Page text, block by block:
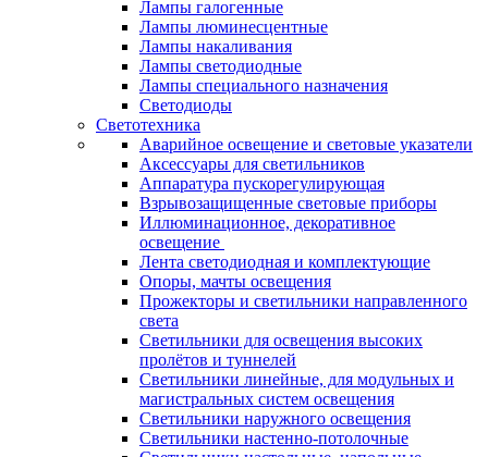
Лампы галогенные
Лампы люминесцентные
Лампы накаливания
Лампы светодиодные
Лампы специального назначения
Светодиоды
Светотехника
Аварийное освещение и световые указатели
Аксессуары для светильников
Аппаратура пускорегулирующая
Взрывозащищенные световые приборы
Иллюминационное, декоративное
освещение
Лента светодиодная и комплектующие
Опоры, мачты освещения
Прожекторы и светильники направленного
света
Светильники для освещения высоких
пролётов и туннелей
Светильники линейные, для модульных и
магистральных систем освещения
Светильники наружного освещения
Светильники настенно-потолочные